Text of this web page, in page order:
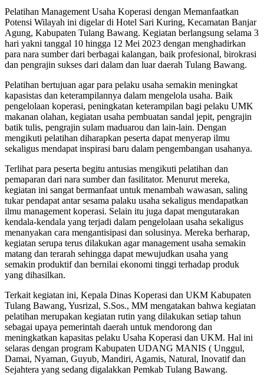
Pelatihan Management Usaha Koperasi dengan Memanfaatkan
Potensi Wilayah ini digelar di Hotel Sari Kuring, Kecamatan Banjar
Agung, Kabupaten Tulang Bawang. Kegiatan berlangsung selama 3
hari yakni tanggal 10 hingga 12 Mei 2023 dengan menghadirkan
para nara sumber dari berbagai kalangan, baik profesional, birokrasi
dan pengrajin sukses dari dalam dan luar daerah Tulang Bawang.
Pelatihan bertujuan agar para pelaku usaha semakin meningkat
kapasistas dan keterampilannya dalam mengelola usaha. Baik
pengelolaan koperasi, peningkatan keterampilan bagi pelaku UMK
makanan olahan, kegiatan usaha pembuatan sandal jepit, pengrajin
batik tulis, pengrajin sulam maduarou dan lain-lain. Dengan
mengikuti pelatihan diharapkan peserta dapat menyerap ilmu
sekaligus mendapat inspirasi baru dalam pengembangan usahanya.
Terlihat para peserta begitu antusias mengikuti pelatihan dan
pemaparan dari nara sumber dan fasilitator. Menurut mereka,
kegiatan ini sangat bermanfaat untuk menambah wawasan, saling
tukar pendapat antar sesama palaku usaha sekaligus mendapatkan
ilmu management koperasi. Selain itu juga dapat mengutarakan
kendala-kendala yang terjadi dalam pengelolaan usaha sekaligus
menanyakan cara mengantisipasi dan solusinya. Mereka berharap,
kegiatan serupa terus dilakukan agar management usaha semakin
matang dan terarah sehingga dapat mewujudkan usaha yang
semakin produktif dan bernilai ekonomi tinggi terhadap produk
yang dihasilkan.
Terkait kegiatan ini, Kepala Dinas Koperasi dan UKM Kabupaten
Tulang Bawang, Yusrizal, S.Sos., MM mengatakan bahwa kegiatan
pelatihan merupakan kegiatan rutin yang dilakukan setiap tahun
sebagai upaya pemerintah daerah untuk mendorong dan
meningkatkan kapasitas pelaku Usaha Koperasi dan UKM. Hal ini
selaras dengan program Kabupaten UDANG MANIS ( Unggul,
Damai, Nyaman, Guyub, Mandiri, Agamis, Natural, Inovatif dan
Sejahtera yang sedang digalakkan Pemkab Tulang Bawang.